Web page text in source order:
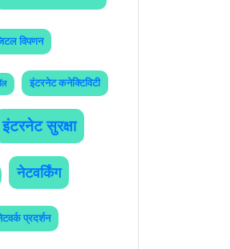
विपणन
इंटरनेट कनेक्टिविटी
इंटरनेट सुरक्षा
नेटवर्किंग
प्रदर्शन